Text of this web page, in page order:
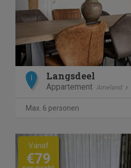
Langsdeel
Appartement Ameland
Max. 6 personen
Previous
Vanaf
€79